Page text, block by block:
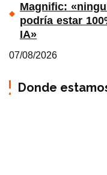
Magnific:
podría estar
IA»
07/08/2026
Donde